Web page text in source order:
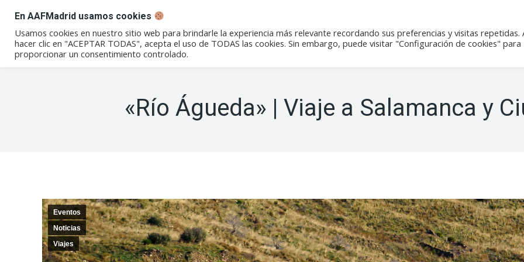
Conócenos Eventos Noticias Actividades Tienda Contacto
«Río Águeda» | Viaje a Salamanca y
Eventos
Noticias
Viajes
En AAFMadrid usamos cookies
Usamos cookies en nuestro sitio web para brindarle la experiencia más relevante recordando sus preferencias y visitas repetidas.
hacer clic en "ACEPTAR TODAS", acepta el uso de TODAS las cookies. Sin embargo, puede visitar "Configuración de cookies" para
proporcionar un consentimiento controlado.